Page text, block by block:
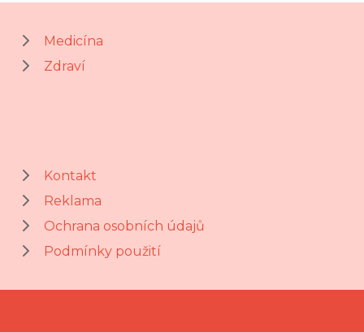
Medicína
Zdraví
Kontakt
Reklama
Ochrana osobních údajů
Podmínky použití